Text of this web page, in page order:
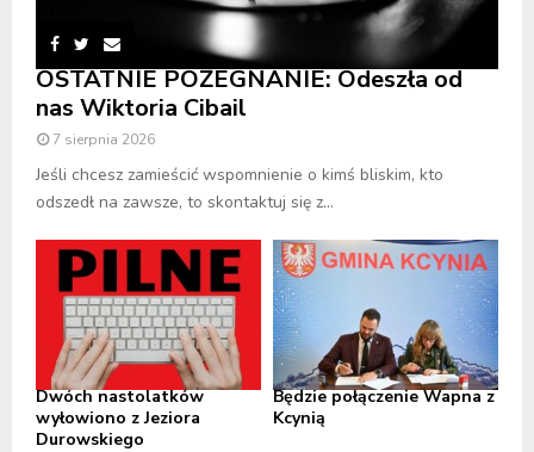
OSTATNIE POŻEGNANIE: Odeszła od
nas Wiktoria Cibail
7 sierpnia 2026
Jeśli chcesz zamieścić wspomnienie o kimś bliskim, kto
odszedł na zawsze, to skontaktuj się z...
Dwóch nastolatków
wyłowiono z Jeziora
Durowskiego
Będzie połączenie Wapna z
Kcynią